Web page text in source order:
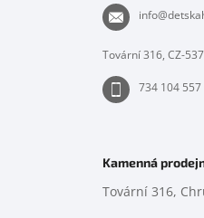
info@
Tovární 316, CZ-
734 104 557
Kamenná
Tovární 316,